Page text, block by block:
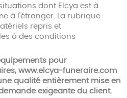
dont Elcya est à
à l'étranger. La rubrique
repris et
à des conditions
pour
www.elcya-funeraire.com
qualité entièrement mise en
exigeante du client.